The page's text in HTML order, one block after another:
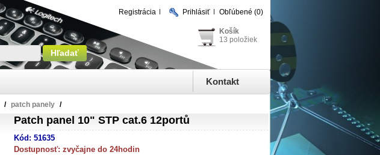
Registrácia Prihlásiť Obľúbené (0)
Košík
13 položiek
Kontakt
/ patch panely /
Patch panel 10" STP cat.6 12portů
Kód: 51635
Dostupnosť: zvyčajne do 24hodin